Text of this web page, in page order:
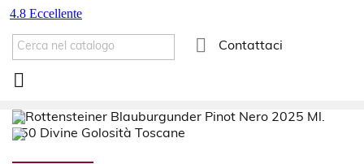
 Contattaci
